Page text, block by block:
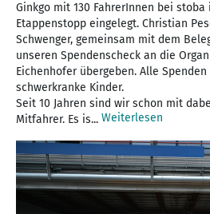
Ginkgo mit 130 FahrerInnen bei
Etappenstopp eingelegt. Christian
Schwenger, gemeinsam mit dem
unseren Spendenscheck an die
Eichenhofer übergeben. Alle
schwerkranke Kinder.
Seit 10 Jahren sind wir schon mit
Mitfahrer. Es is... Weiterlesen